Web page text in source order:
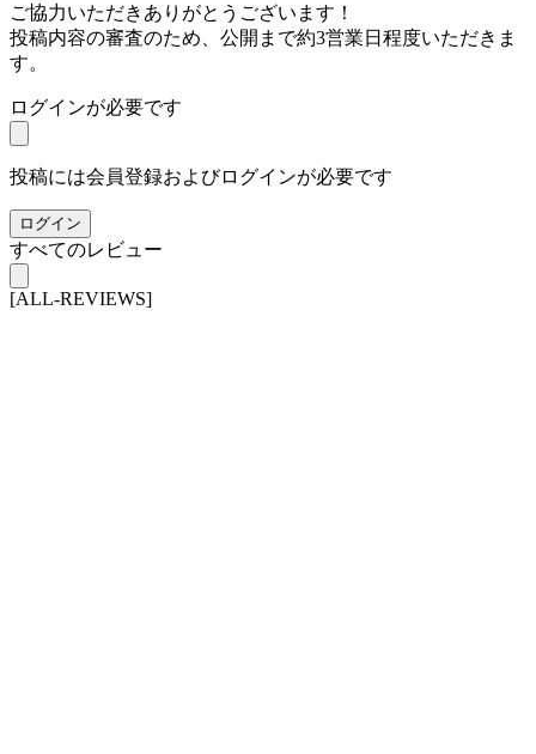
ご協力いただきありがとうございます！
投稿内容の審査のため、公開まで約3営業日程度いただきま
す。
ログインが必要です
投稿には会員登録およびログインが必要です
ログイン
すべてのレビュー
[ALL-REVIEWS]